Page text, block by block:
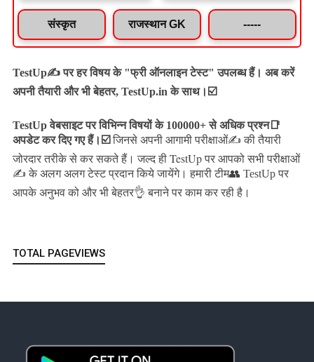
संस्कृत राजस्थान GK -----
TestUp✍️ पर हर विषय के "फ्री ऑनलाइन टेस्ट" उपलब्ध हैं। अब करें
अपनी तैयारी और भी बेहतर, TestUp.in के साथ।☑️
TestUp वेबसाइट पर विभिन्न विषयों के 100000+ से अधिक प्रश्न📑
अपडेट कर दिए गए हैं। ☑️ जिनसे अपनी आगामी परीक्षाओं✍️ की तैयारी
जोरदार तरीके से कर सकते हैं।जल्द ही TestUp पर आपको सभी परीक्षाओं
✍️ के अलग अलग टेस्ट प्रदान किये जायेंगे। हमारी टीम👥 TestUp पर
आपके अनुभव को और भी बेहतर👌 बनाने पर काम कर रही है।
TOTAL PAGEVIEWS